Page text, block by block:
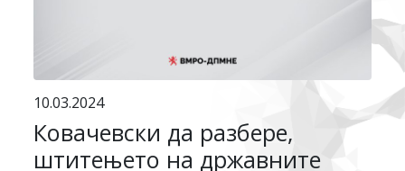
10.03.2024
Ковачевски да разбере,
штитењето на државните